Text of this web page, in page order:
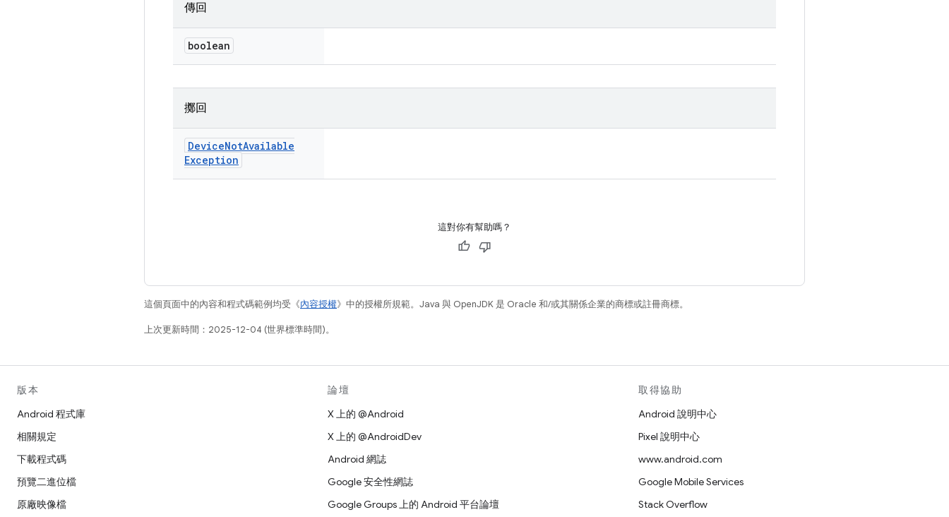
傳回
boolean
擲回
DeviceNotAvailable
Exception
這對你有幫助嗎？
這個頁面中的內容和程式碼範例均受《內容授權》中的授權所規範。Java 與 OpenJDK 是 Oracle 和/或其關係企業的商標或註冊商標。
上次更新時間：2025-12-04 (世界標準時間)。
版本
Android 程式庫
相關規定
下載程式碼
預覽二進位檔
原廠映像檔
論壇
X 上的 @Android
X 上的 @AndroidDev
Android 網誌
Google 安全性網誌
Google Groups 上的 Android 平台論壇
取得協助
Android 說明中心
Pixel 說明中心
www.android.com
Google Mobile Services
Stack Overflow